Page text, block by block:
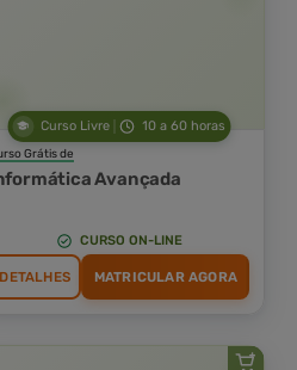
Curso Livre 10 a 60 horas
Grátis de
Avançada
CURSO ON-LINE
DETALHES MATRICULAR AGORA